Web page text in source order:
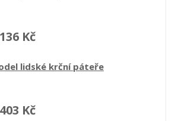
Model bederní páteře s...